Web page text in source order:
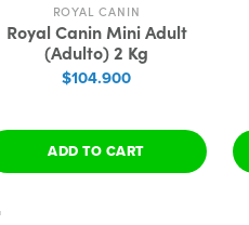
ROYAL CANIN
Royal Canin Mini Adult
(Adulto) 2 Kg
$104.900
ADD TO CART